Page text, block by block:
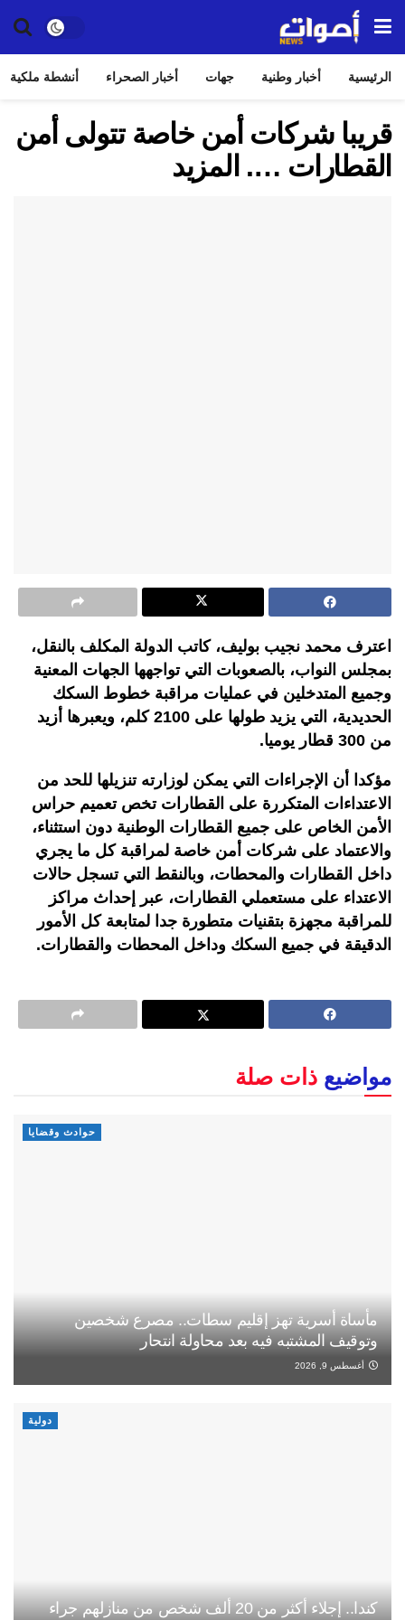
الرئيسية أخبار وطنية جهات أخبار الصحراء أنشطة ملكية
قريبا شركات أمن خاصة تتولى أمن
القطارات …. المزيد
اعترف محمد نجيب بوليف، كاتب الدولة المكلف بالنقل،
بمجلس النواب، بالصعوبات التي تواجهها الجهات المعنية
وجميع المتدخلين في عمليات مراقبة خطوط السكك
الحديدية، التي يزيد طولها على 2100 كلم، ويعبرها أزيد
من 300 قطار يوميا.
مؤكدا أن الإجراءات التي يمكن لوزارته تنزيلها للحد من
الاعتداءات المتكررة على القطارات تخص تعميم حراس
الأمن الخاص على جميع القطارات الوطنية دون استثناء،
والاعتماد على شركات أمن خاصة لمراقبة كل ما يجري
داخل القطارات والمحطات، وبالنقط التي تسجل حالات
الاعتداء على مستعملي القطارات، عبر إحداث مراكز
للمراقبة مجهزة بتقنيات متطورة جدا لمتابعة كل الأمور
الدقيقة في جميع السكك وداخل المحطات والقطارات.
مواضيع ذات صلة
حوادث وقضايا
مأساة أسرية تهز إقليم سطات.. مصرع شخصين
وتوقيف المشتبه فيه بعد محاولة انتحار
أغسطس 9, 2026
دولية
كندا.. إجلاء أكثر من 20 ألف شخص من منازلهم جراء